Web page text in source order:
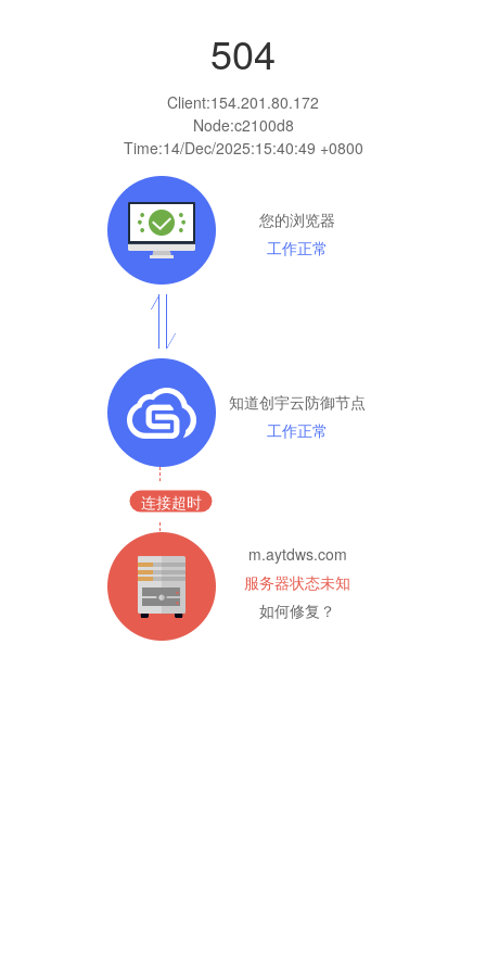
504
Client:154.201.80.172
Node:c2100d8
Time:14/Dec/2025:15:40:49 +0800
您的浏览器
工作正常
知道创宇云防御节点
工作正常
连接超时
m.aytdws.com
服务器状态未知
如何修复？